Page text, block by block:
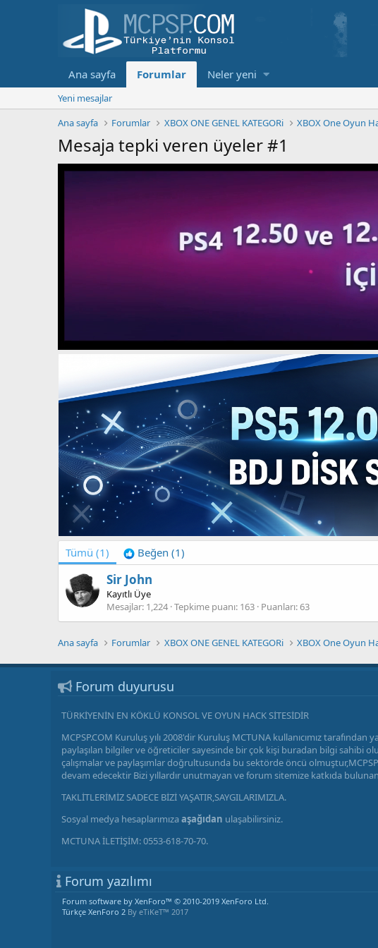
Ana sayfa Forumlar Neler yeni
Yeni mesajlar
Ana sayfa
Forumlar XBOX ONE GENEL KATEGORi XBOX One Oyun
Mesaja tepki veren üyeler #1
Tümü (1) Beğen (1)
Sir John
Kayıtlı Üye
Mesajlar 1,224 Tepkime puanı 163 Puanları 63
Ana sayfa Forumlar XBOX ONE GENEL KATEGORi XBOX One Oyun
Forum duyurusu
TÜRKİYENİN EN KÖKLÜ KONSOL VE OYUN HACK SİTESİDİR
MCPSP.COM Kuruluş yılı 2008'dir Kuruluş MCTUNA kullanıcımız
paylaşılan bilgiler ve öğreticiler sayesinde bir çok kişi buradan bilgi sahibi
çalışmalar ve paylaşımlar doğrultusunda bu sektörde öncü
devam edecektir Bizi yıllardır unutmayan ve forum sitemize katkıda
TAKLİTLERİMİZ SADECE BİZİ YAŞATIR,SAYGILARIMIZLA.
Sosyal medya hesaplarımızaaşağıdan ulaşabilirsiniz.
MCTUNA İLETİŞİM: 0553-618-70-70.
Forum yazılımı
Forum software by XenForo™ © 2010-2019 XenForo Ltd.
Türkçe XenForo 2 By eTiKeT™ 2017